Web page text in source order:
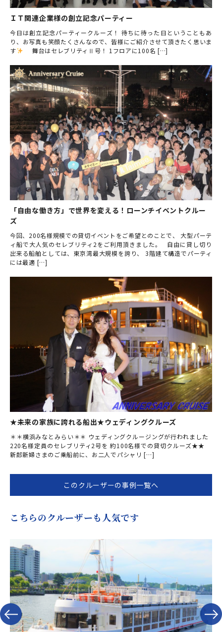
ＩＴ関連企業様の創立記念パーティー
今日は創立記念パーティークルーズ！ 待ちに待った日ということもあ
り、お写真も笑顔たくさんなので、皆様にご紹介させて頂きたく思いま
す
舞台はセレブリティⅡ号！ 1フロアに100名 […]
「自由な働き方」で世界を変える！ローンチイベントクルー
ズ
今回、200名様規模での貸切イベントをご希望とのことで、 大型パーテ
ィ船で大人気のセレブリティ2をご利用頂きました。 自由に貸し切り
出来る船舶としては、東京湾最大規模を誇り、 3階建て構造でパーティ
には最適 […]
★未来の家族に誇れる船出★ウェディングクルーズ
＊＊横浜みなとみらい＊＊ ウェディングクルージングが行われました
220名様定員のセレブリティ2号を 約100名様での貸切クルーズ★★
新郎新婦さまのご乗船前に、お二人でパシャリ […]
このクルーザーの事例一覧へ
こちらのクルーザーも人気です